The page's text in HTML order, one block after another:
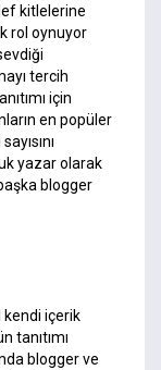
kitlelerine
rol oynuyor
tercih
için
en popüler
yazar olarak
blogger
kendi içerik
tanıtımı
blogger ve